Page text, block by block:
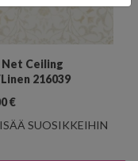
Net Ceiling
216039
€
SUOSIKKEIHIN